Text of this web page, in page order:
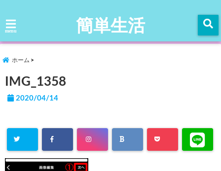
menu 簡単生活
ホーム
IMG_1358
2020/04/14